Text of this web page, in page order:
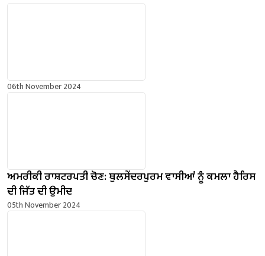
06th November 2024
ਅਮਰੀਕੀ ਰਾਸ਼ਟਰਪਤੀ ਚੋਣ: ਥੁਲਸੇਂਦਰਪੁਰਮ ਵਾਸੀਆਂ ਨੂੰ ਕਮਲਾ ਹੈਰਿਸ
ਦੀ ਜਿੱਤ ਦੀ ਉਮੀਦ
05th November 2024